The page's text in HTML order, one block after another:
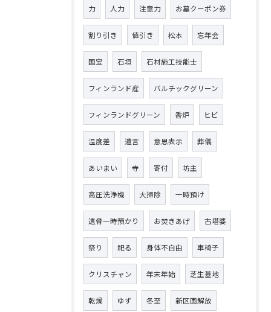
力 人力 注意力 お墓クーポン券
割り引き 値引き 松本 忘年会
国宝 石垣 石材施工技能士
フィンランド産 バルチックグリーン
フィンランドグリーン 香炉 ヒビ
温度差 遺言 意思表示 葬儀
あいまい 寺 寄付 坊主
高圧洗浄機 大掃除 一時預け
遺骨一時預かり お焚きあげ 古塔婆
祭り 祀る 身体不自由 車椅子
クリスチャン 年末年始 芝生墓地
乾燥 ゆず 冬至 新区画解放